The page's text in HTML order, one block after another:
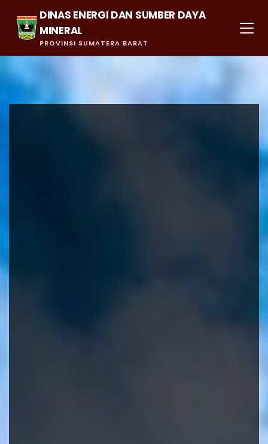
DINAS ENERGI DAN SUMBER DAYA
MINERAL
PROVINSI SUMATERA BARAT